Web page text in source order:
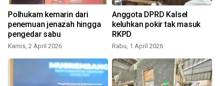
Polhukam kemarin dari
penemuan jenazah hingga
pengedar sabu
Kamis, 2 April 2026
Anggota DPRD Kalsel
keluhkan pokir tak masuk
RKPD
Rabu, 1 April 2026